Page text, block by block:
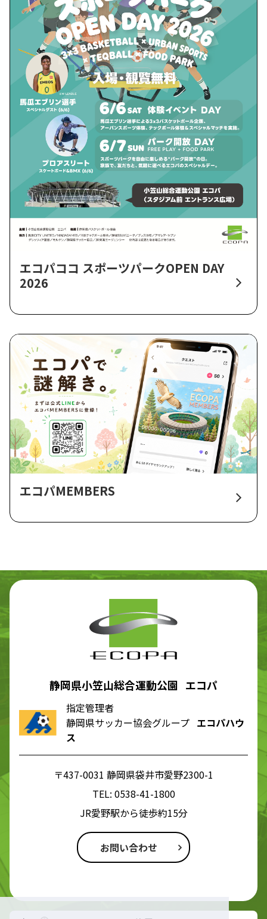
エコパココ スポーツパークOPEN DAY
2026
エコパMEMBERS
静岡県小笠山総合運動公園 エコパ
指定管理者
静岡県サッカー協会グループ エコパハウ
ス
〒437-0031 静岡県袋井市愛野2300-1
TEL: 0538-41-1800
JR愛野駅から徒歩約15分
お問い合わせ